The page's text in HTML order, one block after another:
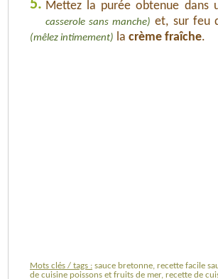
5. Mettez la purée obtenue dans
casserole sans manche) et, sur feu
(mêlez intimement) la crème fraîche.
Mots clés / tags : sauce bretonne, recette facile
de cuisine poissons et fruits de mer, recette de